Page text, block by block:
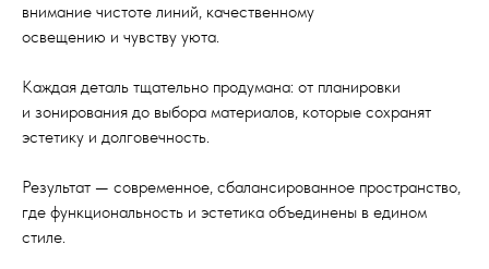
внимание чистоте линий, качественному
освещению и чувству уюта.
Каждая деталь тщательно продумана: от планировки
и зонирования до выбора материалов, которые сохранят
эстетику и долговечность.
Результат — современное, сбалансированное пространство,
где функциональность и эстетика объединены в едином
стиле.